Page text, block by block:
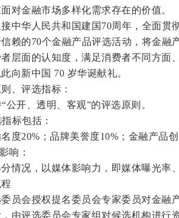
对金融市场多样化需求存在的价值。
中华人民共和国建国70周年，全面
赖的70个金融产品评选活动，将金融
层面的认知度，满足消费者不同方面
向新中国 70 岁华诞献礼。
、评选指标：
公开、透明、客观”的评选原则。
标包括：
度20%；品牌美誉度10%；金融产品
响：
情况，以媒体影响力，即媒体曝光率
员会授权提名委员会专家委员对金融
由评选委员会专家组对候选机构进行